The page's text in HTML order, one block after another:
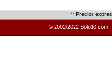
** Precios
© 2002/2022 Solo10.com